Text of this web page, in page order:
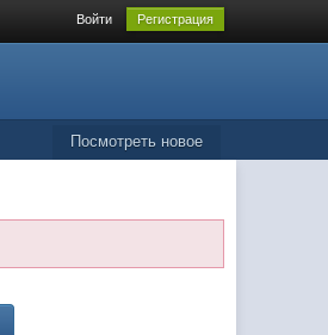
Войти Регистрация
Посмотреть новое